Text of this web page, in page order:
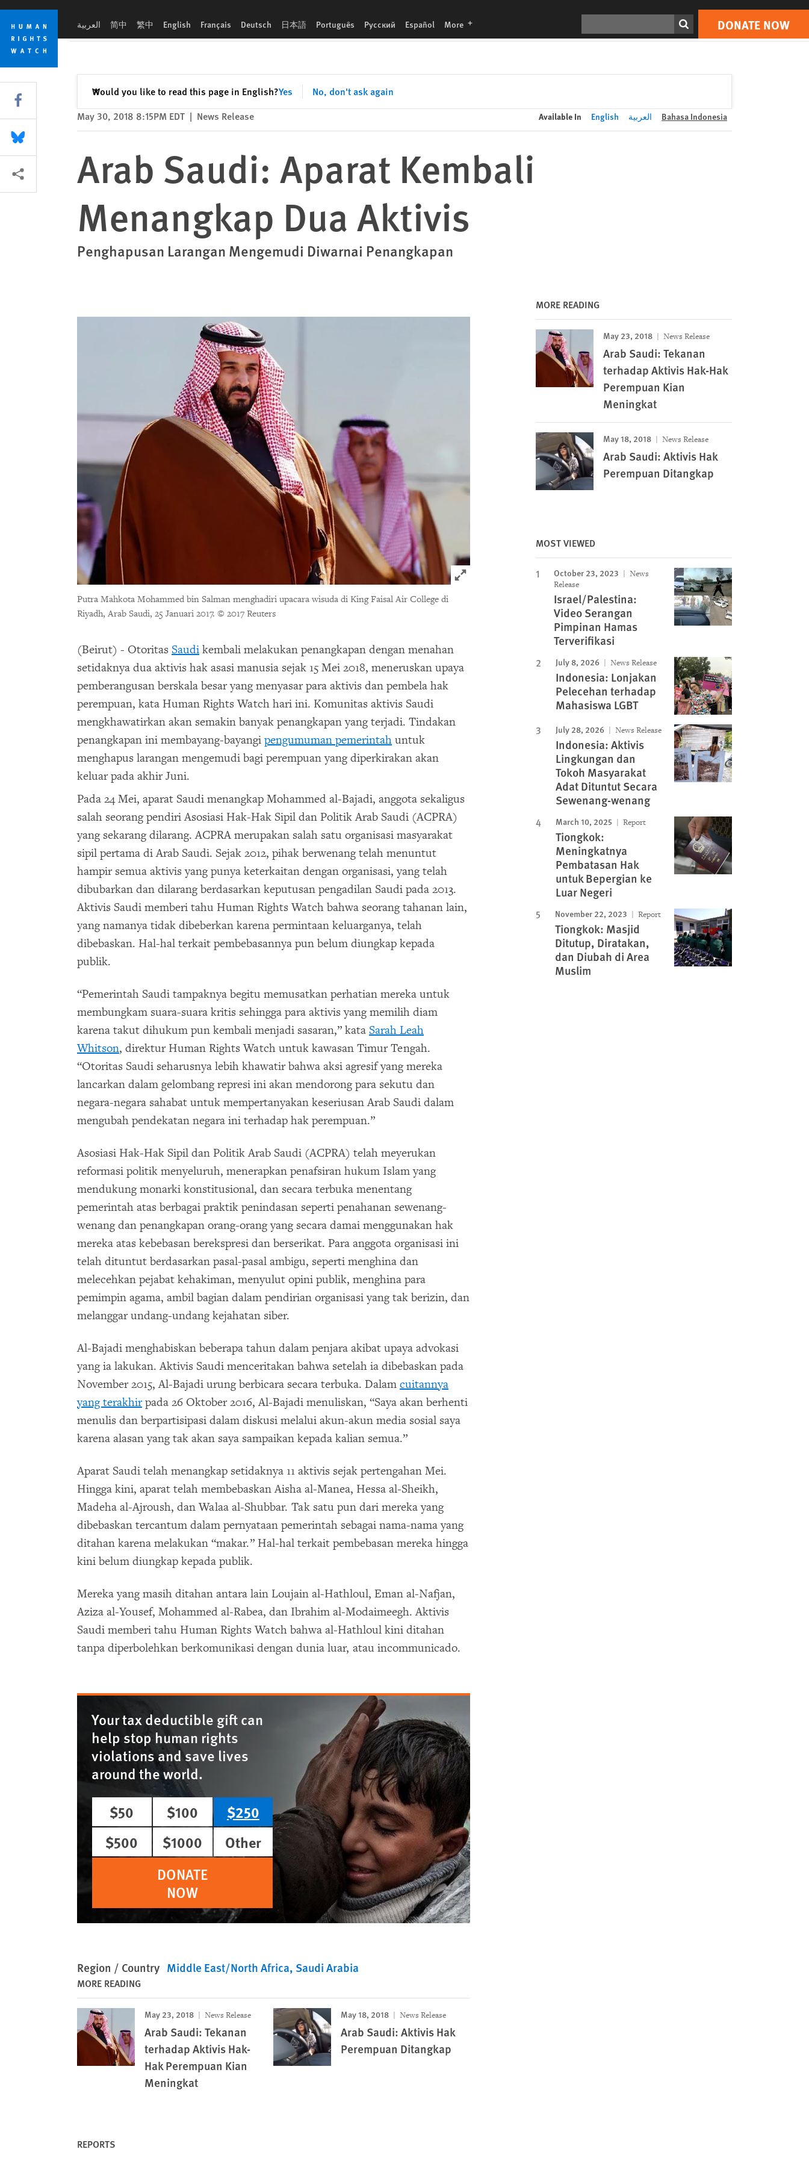
Skip
cookie
privacy
notice
Skip
main
content
العربية 简中 繁中 English Français Deutsch 日本語 Português Русский Español More languages DONATE NOW
Would you like to read this page in English?Yes No, don't ask again
✕Close
Print DONATE NOW
May 30, 2018 8:15PM EDT | News Release Available In English العربية Bahasa Indonesia
Arab Saudi: Aparat Kembali
Menangkap Dua Aktivis
Penghapusan Larangan Mengemudi Diwarnai Penangkapan
Click to expand Image
Putra Mahkota Mohammed bin Salman menghadiri upacara wisuda di King Faisal Air College di
Riyadh, Arab Saudi, 25 Januari 2017. © 2017 Reuters
(Beirut) - Otoritas Saudi kembali melakukan penangkapan dengan menahan
setidaknya dua aktivis hak asasi manusia sejak 15 Mei 2018, meneruskan upaya
pemberangusan berskala besar yang menyasar para aktivis dan pembela hak
perempuan, kata Human Rights Watch hari ini. Komunitas aktivis Saudi
mengkhawatirkan akan semakin banyak penangkapan yang terjadi. Tindakan
penangkapan ini membayang-bayangi pengumuman pemerintah untuk
menghapus larangan mengemudi bagi perempuan yang diperkirakan akan
keluar pada akhir Juni.
Pada 24 Mei, aparat Saudi menangkap Mohammed al-Bajadi, anggota sekaligus
salah seorang pendiri Asosiasi Hak-Hak Sipil dan Politik Arab Saudi (ACPRA)
yang sekarang dilarang. ACPRA merupakan salah satu organisasi masyarakat
sipil pertama di Arab Saudi. Sejak 2012, pihak berwenang telah menuntut
hampir semua aktivis yang punya keterkaitan dengan organisasi, yang telah
dibubarkan dan dilarang berdasarkan keputusan pengadilan Saudi pada 2013.
Aktivis Saudi memberi tahu Human Rights Watch bahwa seorang tahanan lain,
yang namanya tidak dibeberkan karena permintaan keluarganya, telah
dibebaskan. Hal-hal terkait pembebasannya pun belum diungkap kepada
publik.
“Pemerintah Saudi tampaknya begitu memusatkan perhatian mereka untuk
membungkam suara-suara kritis sehingga para aktivis yang memilih diam
karena takut dihukum pun kembali menjadi sasaran,” kata Sarah Leah
Whitson, direktur Human Rights Watch untuk kawasan Timur Tengah.
“Otoritas Saudi seharusnya lebih khawatir bahwa aksi agresif yang mereka
lancarkan dalam gelombang represi ini akan mendorong para sekutu dan
negara-negara sahabat untuk mempertanyakan keseriusan Arab Saudi dalam
mengubah pendekatan negara ini terhadap hak perempuan.”
Asosiasi Hak-Hak Sipil dan Politik Arab Saudi (ACPRA) telah meyerukan
reformasi politik menyeluruh, menerapkan penafsiran hukum Islam yang
mendukung monarki konstitusional, dan secara terbuka menentang
pemerintah atas berbagai praktik penindasan seperti penahanan sewenang-
wenang dan penangkapan orang-orang yang secara damai menggunakan hak
mereka atas kebebasan berekspresi dan berserikat. Para anggota organisasi ini
telah dituntut berdasarkan pasal-pasal ambigu, seperti menghina dan
melecehkan pejabat kehakiman, menyulut opini publik, menghina para
pemimpin agama, ambil bagian dalam pendirian organisasi yang tak berizin, dan
melanggar undang-undang kejahatan siber.
Al-Bajadi menghabiskan beberapa tahun dalam penjara akibat upaya advokasi
yang ia lakukan. Aktivis Saudi menceritakan bahwa setelah ia dibebaskan pada
November 2015, Al-Bajadi urung berbicara secara terbuka. Dalam cuitannya
yang terakhirpada 26 Oktober 2016, Al-Bajadi menuliskan, “Saya akan berhenti
menulis dan berpartisipasi dalam diskusi melalui akun-akun media sosial saya
karena alasan yang tak akan saya sampaikan kepada kalian semua.”
Aparat Saudi telah menangkap setidaknya 11 aktivis sejak pertengahan Mei.
Hingga kini, aparat telah membebaskan Aisha al-Manea, Hessa al-Sheikh,
Madeha al-Ajroush, dan Walaa al-Shubbar. Tak satu pun dari mereka yang
dibebaskan tercantum dalam pernyataan pemerintah sebagai nama-nama yang
ditahan karena melakukan “makar.” Hal-hal terkait pembebasan mereka hingga
kini belum diungkap kepada publik.
Mereka yang masih ditahan antara lain Loujain al-Hathloul, Eman al-Nafjan,
Aziza al-Yousef, Mohammed al-Rabea, dan Ibrahim al-Modaimeegh. Aktivis
Saudi memberi tahu Human Rights Watch bahwa al-Hathloul kini ditahan
tanpa diperbolehkan berkomunikasi dengan dunia luar, atau incommunicado.
Your tax deductible gift can
help stop human rights
violations and save lives
around the world.
$50
$100
$250
$500
$1000
Other
DONATE
NOW
Region / Country Middle East/North Africa Saudi Arabia
MORE READING
May 23, 2018 News Release
Arab Saudi: Tekanan
terhadap Aktivis Hak-
Hak Perempuan Kian
Meningkat
May 18, 2018 News Release
Arab Saudi: Aktivis Hak
Perempuan Ditangkap
REPORTS
MORE READING
May 23, 2018 News Release
Arab Saudi: Tekanan
terhadap Aktivis Hak-Hak
Perempuan Kian
Meningkat
May 18, 2018 News Release
Arab Saudi: Aktivis Hak
Perempuan Ditangkap
MOST VIEWED
October 23, 2023
News
Release
Israel/Palestina:
Video Serangan
Pimpinan Hamas
Terverifikasi
July 8, 2026 News Release
Indonesia: Lonjakan
Pelecehan terhadap
Mahasiswa LGBT
July 28, 2026 News Release
Indonesia: Aktivis
Lingkungan dan
Tokoh Masyarakat
Adat Dituntut Secara
Sewenang-wenang
March 10, 2025 Report
Tiongkok:
Meningkatnya
Pembatasan Hak
untuk Bepergian ke
Luar Negeri
November 22, 2023 Report
Tiongkok: Masjid
Ditutup, Diratakan,
dan Diubah di Area
Muslim
Share this via Facebook
Share this via Bluesky
More sharing options